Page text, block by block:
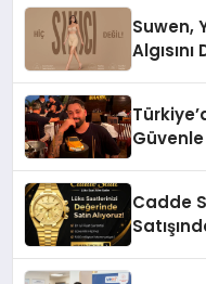
Suwen,
Güvenle
Cadde